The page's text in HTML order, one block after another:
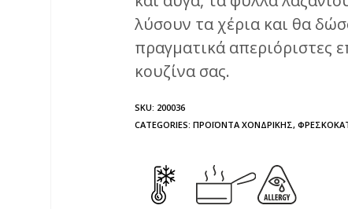
λύσουν τα χέρια και θα
πραγματικά απεριόριστες
κουζίνα σας.
SKU: 200036
CATEGORIES:ΠΡΟΪΌΝΤΑ ΧΟΝΔΡΙΚΉΣ,